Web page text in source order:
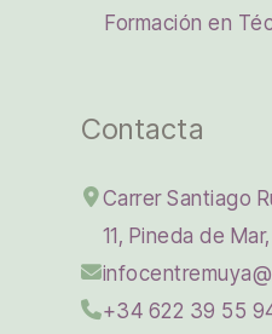
Formación en
Contacta
Carrer Santiago
11, Pineda de
+34 622 39 55